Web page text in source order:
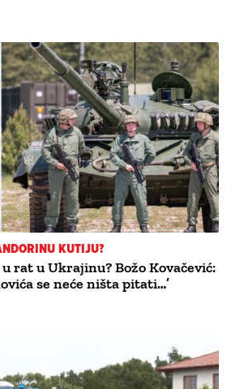
KUTIJU?
rat u Ukrajinu? Božo Kovačević:
se neće ništa pitati…’